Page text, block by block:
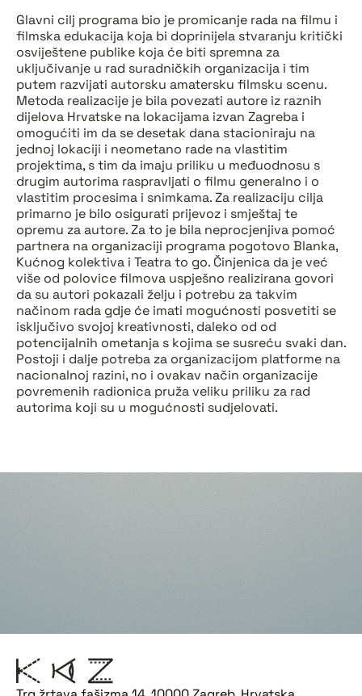
Glavni cilj programa bio je promicanje rada na filmu i
filmska edukacija koja bi doprinijela stvaranju kritički
osviještene publike koja će biti spremna za
uključivanje u rad suradničkih organizacija i tim
putem razvijati autorsku amatersku filmsku scenu.
Metoda realizacije je bila povezati autore iz raznih
dijelova Hrvatske na lokacijama izvan Zagreba i
omogućiti im da se desetak dana stacioniraju na
jednoj lokaciji i neometano rade na vlastitim
projektima, s tim da imaju priliku u međuodnosu s
drugim autorima raspravljati o filmu generalno i o
vlastitim procesima i snimkama. Za realizaciju cilja
primarno je bilo osigurati prijevoz i smještaj te
opremu za autore. Za to je bila neprocjenjiva pomoć
partnera na organizaciji programa pogotovo Blanka,
Kućnog kolektiva i Teatra to go. Činjenica da je već
više od polovice filmova uspješno realizirana govori
da su autori pokazali želju i potrebu za takvim
načinom rada gdje će imati mogućnosti posvetiti se
isključivo svojoj kreativnosti, daleko od od
potencijalnih ometanja s kojima se susreću svaki dan.
Postoji i dalje potreba za organizacijom platforme na
nacionalnoj razini, no i ovakav način organizacije
povremenih radionica pruža veliku priliku za rad
autorima koji su u mogućnosti sudjelovati.